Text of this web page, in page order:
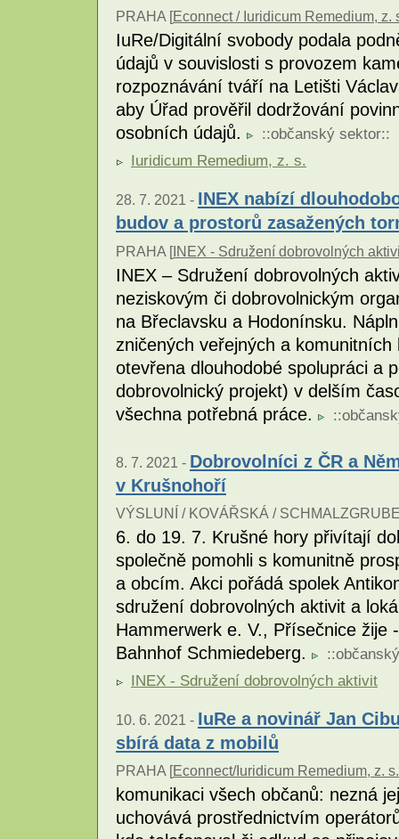
PRAHA [ Econnect / Iuridicum Remedium, z.
IuRe/Digitální svobody podala
údajů v souvislosti s provozem
rozpoznávání tváří na Letišti
aby Úřad prověřil dodržování
osobních údajů.
::občanský sektor::
Iuridicum Remedium, z. s.
28. 7. 2021 - INEX nabízí
budov a prostorů zasažených
PRAHA [INEX - Sdružení dobrovolných
INEX – Sdružení dobrovolných
neziskovým či dobrovolnickým
na Břeclavsku a Hodonínsku.
zničených veřejných a
otevřena dlouhodobé spolupráci a
dobrovolnický projekt) v delším
všechna potřebná práce.
::
8. 7. 2021 - Dobrovolníci z ČR a
v Krušnohoří
VÝSLUNÍ / KOVÁŘSKÁ /
6. do 19. 7. Krušné hory přivítají
společně pomohli s komunitně
a obcím. Akci pořádá spolek
sdružení dobrovolných aktivit a
Hammerwerk e. V., Přísečnice
Bahnhof Schmiedeberg.
::
INEX - Sdružení dobrovolných aktivit
10. 6. 2021 - IuRe a novinář Jan
sbírá data z mobilů
PRAHA [Econnect/Iuridicum Remedium, z. s.
komunikaci všech občanů: nezná
uchovává prostřednictvím